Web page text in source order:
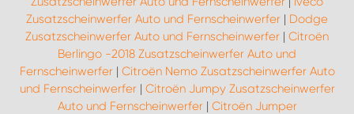
Zusatzscheinwerfer Auto und Fernscheinwerfer | Dodge
Zusatzscheinwerfer Auto und Fernscheinwerfer | Citroën
Berlingo -2018 Zusatzscheinwerfer Auto und
Fernscheinwerfer| Citroën Nemo Zusatzscheinwerfer Auto
und Fernscheinwerfer| Citroën Jumpy Zusatzscheinwerfer
Auto und Fernscheinwerfer| Citroën Jumper